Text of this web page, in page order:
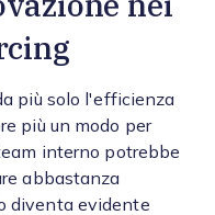
più solo l'efficienza
più un modo per
interno potrebbe
abbastanza
diventa evidente